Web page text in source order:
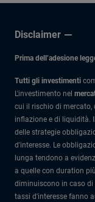
Disclaimer
Prima dell’adesione
Tutti gli investimenti
L'investimento nel
cui il rischio di mercato,
inflazione e di liquidità.
delle strategie
d'interesse. Le
lunga tendono a
a quelle con duration
diminuiscono in caso di
tassi d'interesse fanno